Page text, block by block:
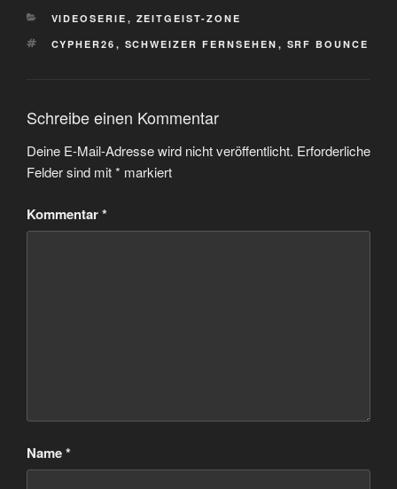
KATEGORIEN
VIDEOSERIE , ZEITGEIST-ZONE
SCHLAGWÖRTER
CYPHER26 , SCHWEIZER FERNSEHEN , SRF BOUNCE
Schreibe einen Kommentar
Deine E-Mail-Adresse wird nicht veröffentlicht. Erforderliche
Felder sind mit* markiert
Kommentar*
Name*